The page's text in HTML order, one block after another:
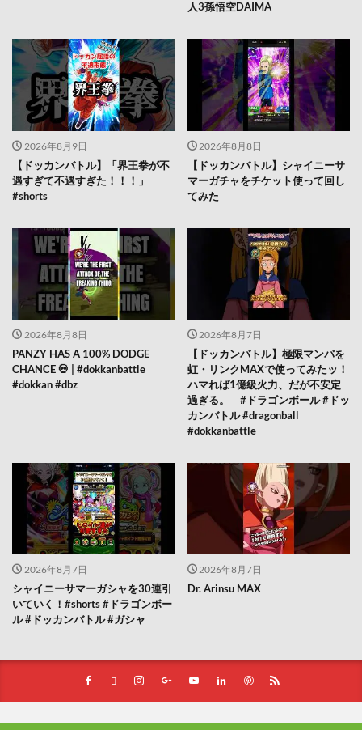
人3孫悟空DAIMA
2026年8月9日
【ドッカンバトル】「界王拳が不
遇すぎて不遇すぎた！！！」
#shorts
2026年8月8日
【ドッカンバトル】シャイニーサ
マーガチャをチケット使って回し
てみた
2026年8月8日
PANZY HAS A 100% DODGE
CHANCE 💀 | #dokkanbattle
#dokkan #dbz
2026年8月7日
【ドッカンバトル】極限マンバを
虹・リンクMAXで使ってみたッ！
ハマれば1億級火力、だが不安定
過ぎる。 #ドラゴンボール #ドッ
カンバトル #dragonball
#dokkanbattle
2026年8月7日
シャイニーサマーガシャを30連引
いていく！#shorts #ドラゴンボー
ル #ドッカンバトル #ガシャ
2026年8月7日
Dr. Arinsu MAX